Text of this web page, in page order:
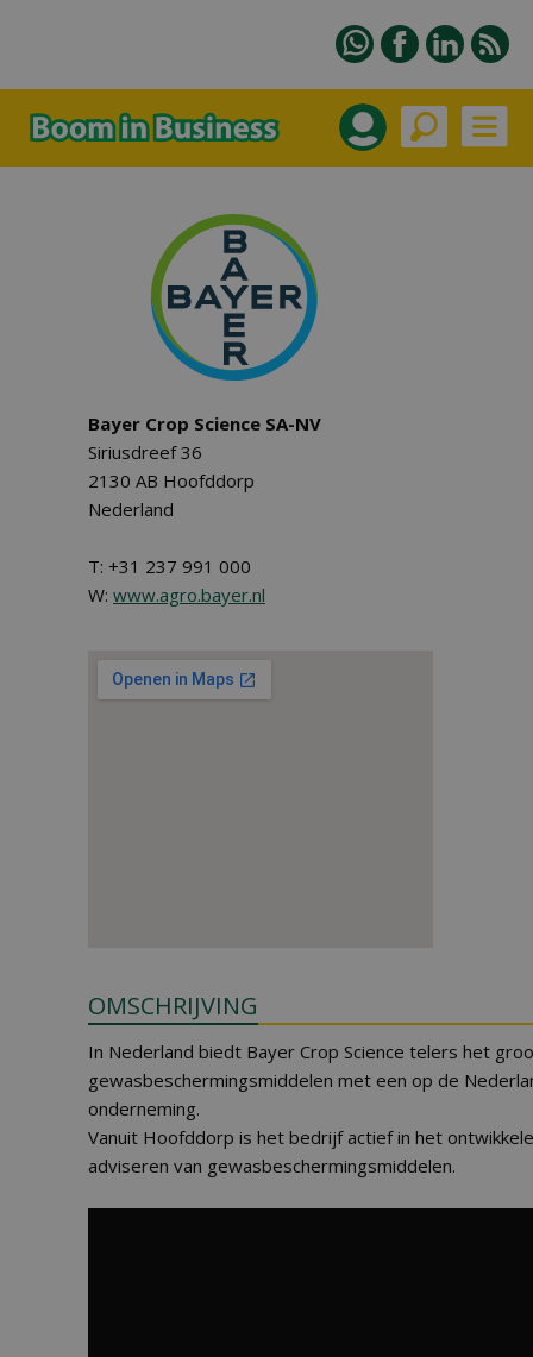
Bayer Crop Science SA-NV
Siriusdreef 36
2130 AB Hoofddorp
Nederland
T: +31 237 991 000
W: www.agro.bayer.nl
OMSCHRIJVING
In Nederland biedt Bayer Crop Science telers het
gewasbeschermingsmiddelen met een op de
onderneming.
Vanuit Hoofddorp is het bedrijf actief in het
adviseren van gewasbeschermingsmiddelen.